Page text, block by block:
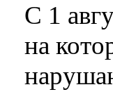
С 1
на